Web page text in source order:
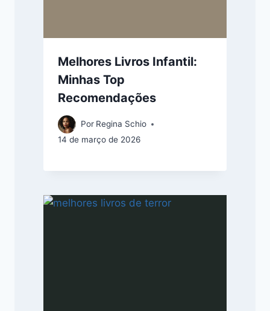
Melhores Livros Infantil:
Minhas Top
Recomendações
Por Regina Schio
14 de março de 2026